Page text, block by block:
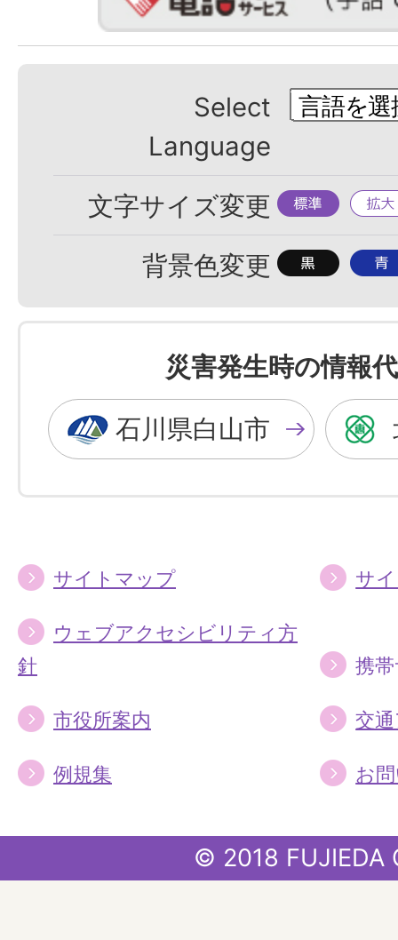
Select
Language
文字サイズ変更 標
準
拡
大
背景色変更 背
色
を
黒
色
に
背
色
を
青
色
に
災害発生時の情報
石川県白山市
サイトマップ サ
ウェブアクセシビリティ方
針
携
市役所案内 交
例規集 お
© 2018 FUJIEDA